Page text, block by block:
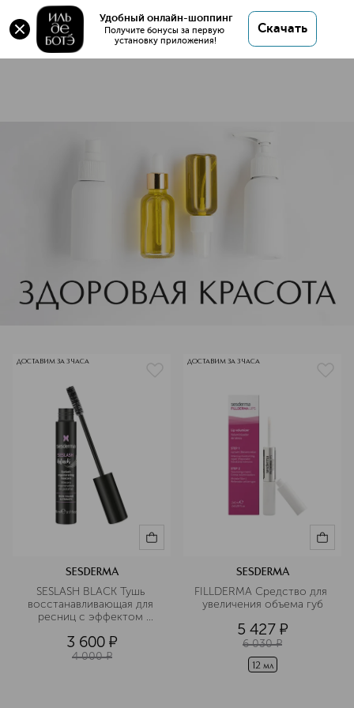
Удобный онлайн-шоппинг
Получите бонусы за первую
установку приложения!
Скачать
Макияж
2 товара
Аптечная косметика для
ДОСТАВИМ ЗА 3 ЧАСА
SESDERMA
SESLASH BLACK Тушь
восстанавливающая для
ресниц с эффектом
ресниц
3 600 ¤
4 000 ¤
ДОСТАВИМ ЗА 3 ЧАСА
SESDERMA
FILLDERMA Средство для
увеличения объема губ
5 427 ¤
6 030 ¤
12 мл